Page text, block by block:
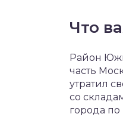
Что
Район
часть
утратил
со
города по